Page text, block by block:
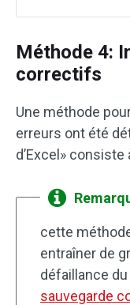
Méthode 4:
correctifs
Une méthode
erreurs ont été
d’Excel»
cette
entraîner de
défaillance
sauvegarde